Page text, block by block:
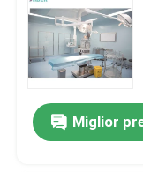
Lavandino
Miglior